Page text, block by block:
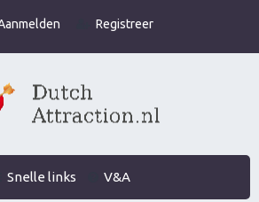
Registreer
Snelle links V&A